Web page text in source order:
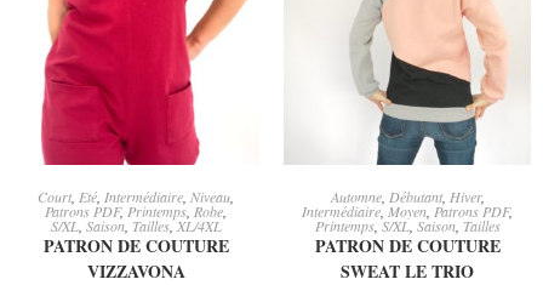
AJOUTER AU PANIER
Court Eté Intermédiaire Niveau
Patrons PDF, Printemps Robe
S/XL, Saison, Tailles,XL/4XL
PATRON DE COUTURE
VIZZAVONA
CHOIX DES OPTIONS
Automne, Débutant, Hiver,
Intermédiaire, Moyen Patrons PDF,
Printemps,S/XL, Saison, Tailles
PATRON DE COUTURE
SWEAT LE TRIO